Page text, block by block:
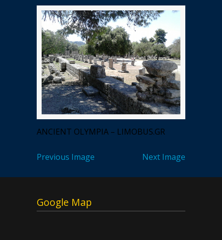
ANCIENT OLYMPIA – LIMOBUS.GR
Previous Image Next Image
Google Map